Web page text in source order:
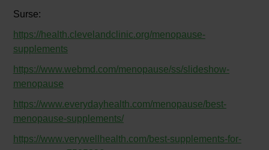
Surse:
https://health.clevelandclinic.org/menopause-
supplements
https://www.webmd.com/menopause/ss/slideshow-
menopause
https://www.everydayhealth.com/menopause/best-
menopause-supplements/
https://www.verywellhealth.com/best-supplements-for-